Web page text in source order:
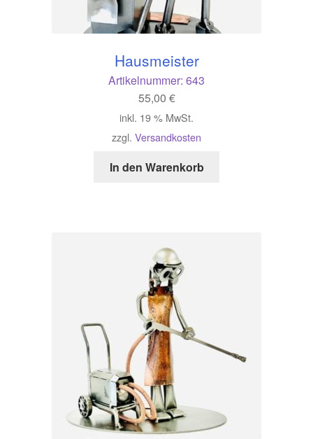
Hausmeister
Artikelnummer: 643
55,00 €
inkl. 19 % MwSt.
zzgl. Versandkosten
In den Warenkorb